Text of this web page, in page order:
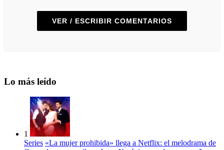
VER / ESCRIBIR COMENTARIOS
Lo más leído
1
Series «La mujer prohibida» llega a Netflix: el melodrama de